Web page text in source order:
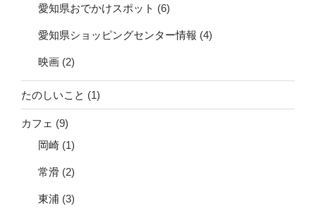
愛知県おでかけスポット (6)
愛知県ショッピングセンター情報 (4)
映画 (2)
たのしいこと (1)
カフェ (9)
岡崎 (1)
常滑 (2)
東浦 (3)